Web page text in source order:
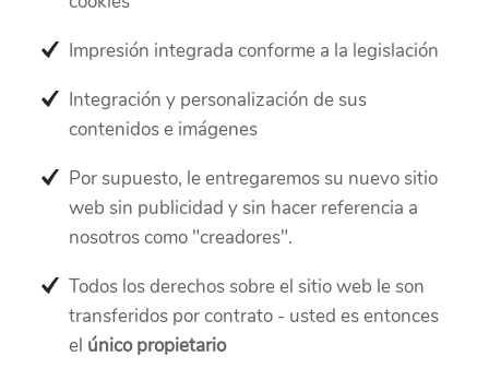
Impresión integrada conforme a la legislación
Integración y personalización de sus
contenidos e imágenes
Por supuesto, le entregaremos su nuevo sitio
web sin publicidad y sin hacer referencia a
nosotros como "creadores".
Todos los derechos sobre el sitio web le son
transferidos por contrato - usted es entonces
el único propietario